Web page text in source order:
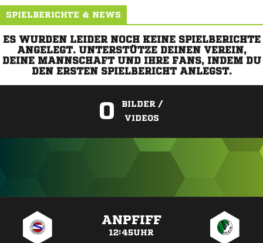
SPIELBERICHTE & NEWS
ES WURDEN LEIDER NOCH KEINE SPIELBERICHTE
ANGELEGT. UNTERSTÜTZE DEINEN VEREIN,
DEINE MANNSCHAFT UND IHRE FANS, INDEM DU
DEN ERSTEN SPIELBERICHT ANLEGST.
0
BILDER /
VIDEOS
ANPFIFF
12:45UHR